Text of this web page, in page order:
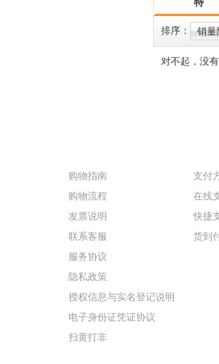
特
排序： 销量
对不起，没
购物指南
购物流程
发票说明
联系客服
服务协议
隐私政策
授权信息与实名登记说明
电子身份证凭证协议
扫黄打非
支付
在线
快捷
货到